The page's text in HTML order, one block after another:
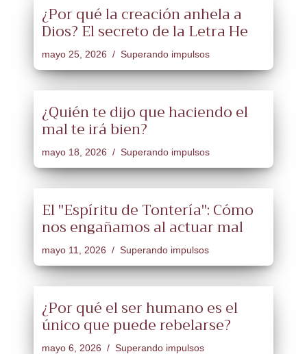
¿Por qué la creación anhela a
Dios? El secreto de la Letra He
mayo 25, 2026 Superando impulsos
¿Quién te dijo que haciendo el
mal te irá bien?
mayo 18, 2026 Superando impulsos
El "Espíritu de Tontería": Cómo
nos engañamos al actuar mal
mayo 11, 2026 Superando impulsos
¿Por qué el ser humano es el
único que puede rebelarse?
mayo 6, 2026 Superando impulsos